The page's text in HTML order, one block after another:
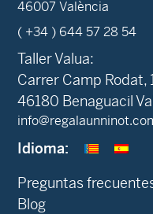
46007 València
( +34 ) 644 57 28 54
Taller Valua:
Carrer Camp Rodat,
46180 Benaguacil
Idioma:
Preguntas
Blog